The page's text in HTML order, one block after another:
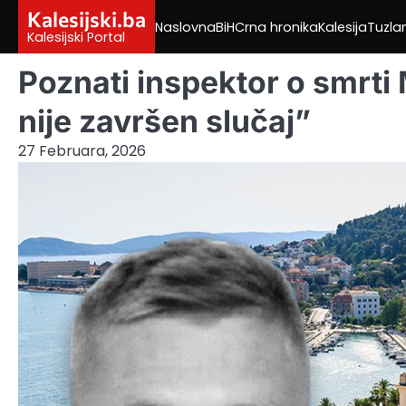
content
Kalesijski.ba
Kalesijski Portal
NaslovnaBiHCrna hronikaKalesija
Poznati inspektor o smrti
nije završen slučaj”
27 Februara, 2026